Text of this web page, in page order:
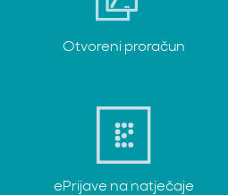
Otvoreni proračun
ePrijave na natječaje